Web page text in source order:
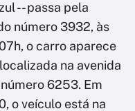
-- passa pela
número 3932, às
o carro aparece
na avenida
6253. Em
o veículo está na